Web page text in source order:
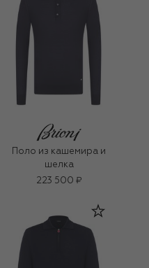
Поло из кашемира и
шелка
223 500 ₽